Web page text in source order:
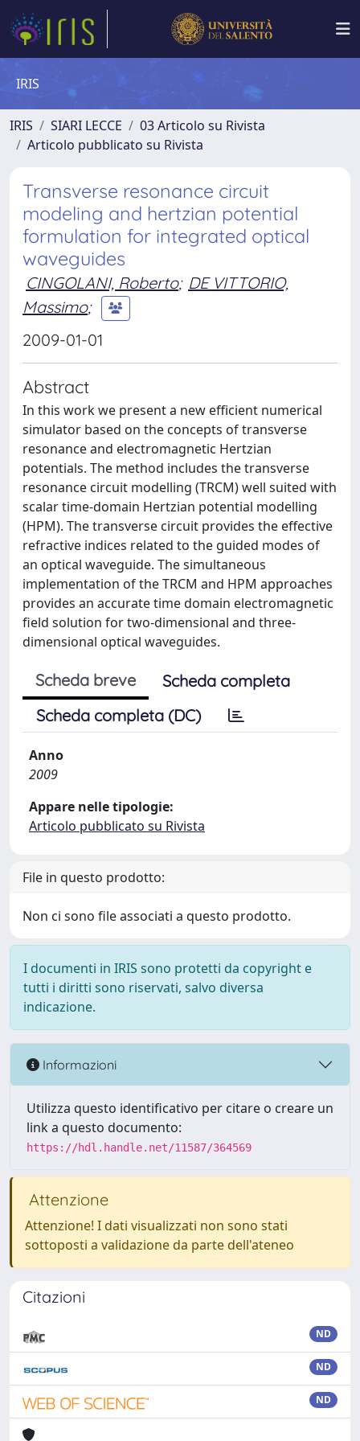
IRIS
IRIS SIARI LECCE
03 Articolo su Rivista
Articolo pubblicato su Rivista
Transverse resonance circuit
modeling and hertzian potential
formulation for integrated optical
waveguides
CINGOLANI, Roberto; DE VITTORIO,
Massimo;
2009-01-01
Abstract
In this work we present a new efficient numerical
simulator based on the concepts of transverse
resonance and electromagnetic Hertzian
potentials. The method includes the transverse
resonance circuit modelling (TRCM) well suited with
scalar time-domain Hertzian potential modelling
(HPM). The transverse circuit provides the effective
refractive indices related to the guided modes of
an optical waveguide. The simultaneous
implementation of the TRCM and HPM approaches
provides an accurate time domain electromagnetic
field solution for two-dimensional and three-
dimensional optical waveguides.
Scheda breve
Scheda completa
Scheda completa (DC)
Anno
2009
Appare nelle tipologie:
Articolo pubblicato su Rivista
File in questo prodotto:
Non ci sono file associati a questo prodotto.
I documenti in IRIS sono protetti da copyright e
tutti i diritti sono riservati, salvo diversa
indicazione.
Informazioni
Utilizza questo identificativo per citare o creare un
link a questo documento:
https://hdl.handle.net/11587/364569
Attenzione
Attenzione! I dati visualizzati non sono stati
sottoposti a validazione da parte dell'ateneo
Citazioni
ND
ND
ND